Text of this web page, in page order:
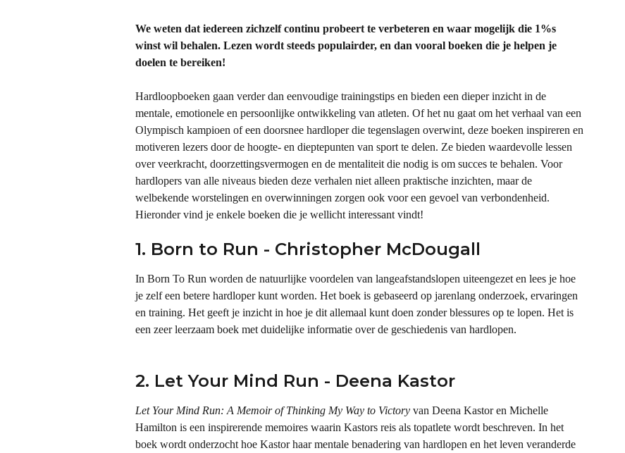
We weten dat iedereen zichzelf continu probeert te verbeteren en waar mogelijk die 1%s
winst wil behalen. Lezen wordt steeds populairder, en dan vooral boeken die je helpen je
doelen te bereiken!
Hardloopboeken gaan verder dan eenvoudige trainingstips en bieden een dieper inzicht in de
mentale, emotionele en persoonlijke ontwikkeling van atleten. Of het nu gaat om het verhaal van een
Olympisch kampioen of een doorsnee hardloper die tegenslagen overwint, deze boeken inspireren en
motiveren lezers door de hoogte- en dieptepunten van sport te delen. Ze bieden waardevolle lessen
over veerkracht, doorzettingsvermogen en de mentaliteit die nodig is om succes te behalen. Voor
hardlopers van alle niveaus bieden deze verhalen niet alleen praktische inzichten, maar de
welbekende worstelingen en overwinningen zorgen ook voor een gevoel van verbondenheid.
Hieronder vind je enkele boeken die je wellicht interessant vindt!
1. Born to Run - Christopher McDougall
In Born To Run worden de natuurlijke voordelen van langeafstandslopen uiteengezet en lees je hoe
je zelf een betere hardloper kunt worden. Het boek is gebaseerd op jarenlang onderzoek, ervaringen
en training. Het geeft je inzicht in hoe je dit allemaal kunt doen zonder blessures op te lopen. Het is
een zeer leerzaam boek met duidelijke informatie over de geschiedenis van hardlopen.
2. Let Your Mind Run - Deena Kastor
Let Your Mind Run: A Memoir of Thinking My Way to Victory van Deena Kastor en Michelle
Hamilton is een inspirerende memoires waarin Kastors reis als topatlete wordt beschreven. In het
boek wordt onderzocht hoe Kastor haar mentale benadering van hardlopen en het leven veranderde